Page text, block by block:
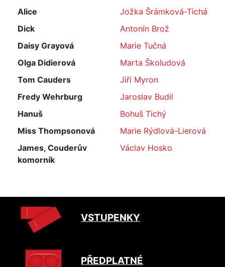
Alice
Jožka Šrámková-Tichá
Dick
Antonín Brož
Daisy Grayová
Marie Tučná
Olga Didierová
Marta Školudová
Tom Cauders
Jiří Myron
Fredy Wehrburg
Jaroslav Budil
Hanuš
Bohuš Tichý
Miss Thompsonová
Marie Rýdlová-Lierová
James, Couderův
komorník
Václav Hosko
VSTUPENKY
PŘEDPLATNÉ